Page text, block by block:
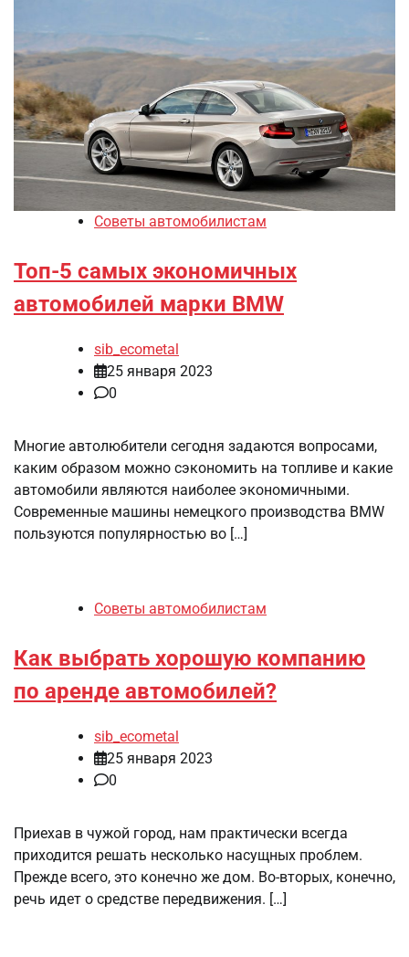
Советы автомобилистам
Топ-5 самых экономичных
автомобилей марки BMW
sib_ecometal
25 января 2023
0
Многие автолюбители сегодня задаются вопросами,
каким образом можно сэкономить на топливе и какие
автомобили являются наиболее экономичными.
Современные машины немецкого производства BMW
пользуются популярностью во […]
Советы автомобилистам
Как выбрать хорошую компанию
по аренде автомобилей?
sib_ecometal
25 января 2023
0
Приехав в чужой город, нам практически всегда
приходится решать несколько насущных проблем.
Прежде всего, это конечно же дом. Во-вторых, конечно,
речь идет о средстве передвижения. […]